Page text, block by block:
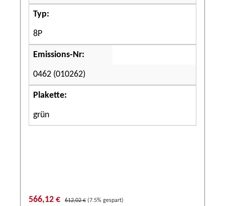
Typ:
8P
Emissions-Nr:
0462 (010262)
Plakette:
grün
566,12 € 612,02 € (7.5% gespart)